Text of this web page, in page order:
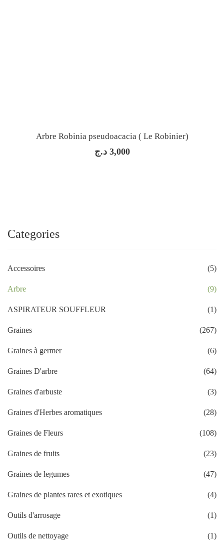
Arbre Robinia pseudoacacia ( Le Robinier)
3,000 د.ج
Categories
Accessoires (5)
Arbre (9)
ASPIRATEUR SOUFFLEUR (1)
Graines (267)
Graines à germer (6)
Graines D'arbre (64)
Graines d'arbuste (3)
Graines d'Herbes aromatiques (28)
Graines de Fleurs (108)
Graines de fruits (23)
Graines de legumes (47)
Graines de plantes rares et exotiques (4)
Outils d'arrosage (1)
Outils de nettoyage (1)